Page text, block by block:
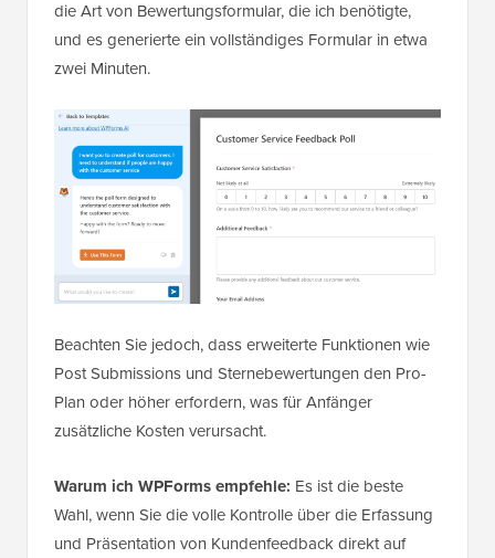
die Art von Bewertungsformular, die ich benötigte,
und es generierte ein vollständiges Formular in etwa
zwei Minuten.
Beachten Sie jedoch, dass erweiterte Funktionen wie
Post Submissions und Sternebewertungen den Pro-
Plan oder höher erfordern, was für Anfänger
zusätzliche Kosten verursacht.
Warum ich WPForms empfehle: Es ist die beste
Wahl, wenn Sie die volle Kontrolle über die Erfassung
und Präsentation von Kundenfeedback direkt auf